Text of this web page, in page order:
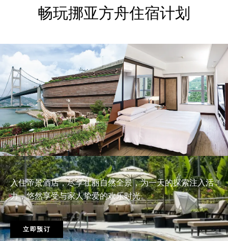
畅玩挪亚方舟住宿计划
入住帝景酒店，尽享壮丽自然全景，为一天的探索注入活
力，悠然享受与家人挚爱的欢乐时光。
立即预订